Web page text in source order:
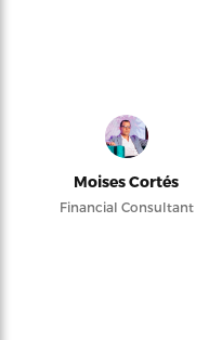
Moises Cortés
Financial Consultant